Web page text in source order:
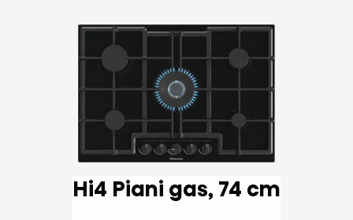
Hi4 Piani gas, 74 cm